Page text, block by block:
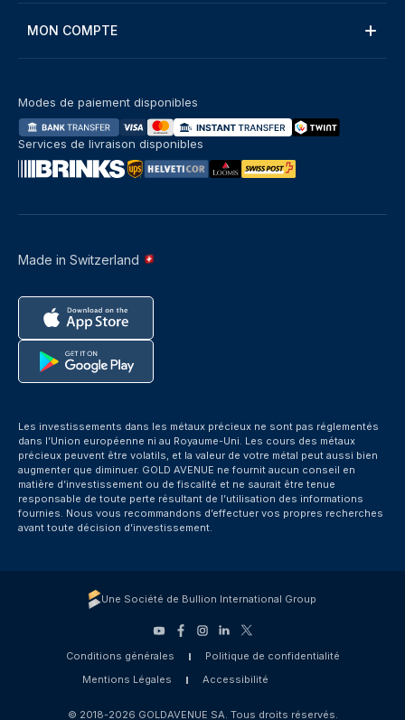
MON COMPTE
Made in Switzerland
Modes de paiement disponibles
Services de livraison disponibles
Les investissements dans les métaux précieux ne sont pas réglementés
dans l’Union européenne ni au Royaume-Uni. Les cours des métaux
précieux peuvent être volatils, et la valeur de votre métal peut aussi bien
augmenter que diminuer. GOLD AVENUE ne fournit aucun conseil en
matière d’investissement ou de fiscalité et ne saurait être tenue
responsable de toute perte résultant de l’utilisation des informations
fournies. Nous vous recommandons d’effectuer vos propres recherches
avant toute décision d’investissement.
Une Société de Bullion International Group
Conditions générales
Politique de confidentialité
Mentions Légales
Accessibilité
© 2018-2026 GOLDAVENUE SA. Tous droits réservés.